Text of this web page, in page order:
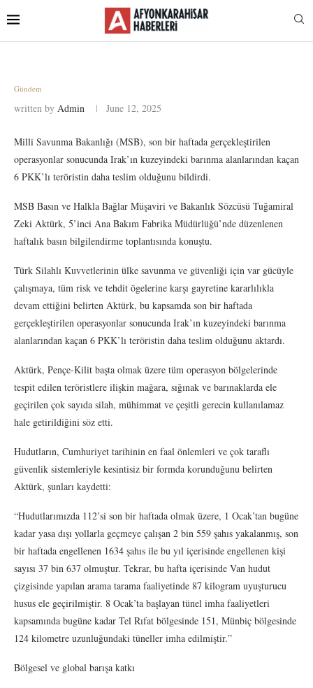
Gündem
written by Admin June 12, 2025
Milli Savunma Bakanlığı (MSB), son bir haftada gerçekleştirilen
operasyonlar sonucunda Irak’ın kuzeyindeki barınma alanlarından kaçan
6 PKK’lı teröristin daha teslim olduğunu bildirdi.
MSB Basın ve Halkla Bağlar Müşaviri ve Bakanlık Sözcüsü Tuğamiral
Zeki Aktürk, 5’inci Ana Bakım Fabrika Müdürlüğü’nde düzenlenen
haftalık basın bilgilendirme toplantısında konuştu.
Türk Silahlı Kuvvetlerinin ülke savunma ve güvenliği için var gücüyle
çalışmaya, tüm risk ve tehdit ögelerine karşı gayretine kararlılıkla
devam ettiğini belirten Aktürk, bu kapsamda son bir haftada
gerçekleştirilen operasyonlar sonucunda Irak’ın kuzeyindeki barınma
alanlarından kaçan 6 PKK’lı teröristin daha teslim olduğunu aktardı.
Aktürk, Pençe-Kilit başta olmak üzere tüm operasyon bölgelerinde
tespit edilen teröristlere ilişkin mağara, sığınak ve barınaklarda ele
geçirilen çok sayıda silah, mühimmat ve çeşitli gerecin kullanılamaz
hale getirildiğini söz etti.
Hudutların, Cumhuriyet tarihinin en faal önlemleri ve çok taraflı
güvenlik sistemleriyle kesintisiz bir formda korunduğunu belirten
Aktürk, şunları kaydetti:
“Hudutlarımızda 112’si son bir haftada olmak üzere, 1 Ocak’tan bugüne
kadar yasa dışı yollarla geçmeye çalışan 2 bin 559 şahıs yakalanmış, son
bir haftada engellenen 1634 şahıs ile bu yıl içerisinde engellenen kişi
sayısı 37 bin 637 olmuştur. Tekrar, bu hafta içerisinde Van hudut
çizgisinde yapılan arama tarama faaliyetinde 87 kilogram uyuşturucu
husus ele geçirilmiştir. 8 Ocak’ta başlayan tünel imha faaliyetleri
kapsamında bugüne kadar Tel Rıfat bölgesinde 151, Münbiç bölgesinde
124 kilometre uzunluğundaki tüneller imha edilmiştir.”
Bölgesel ve global barışa katkı